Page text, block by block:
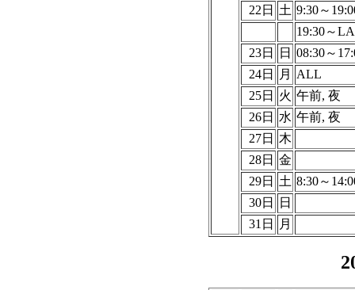
22日
土 9:30～
19:30～
23日
日 08:30～
24日
月
ALL
25日
火 午前, 夜
26日
水 午前, 夜
27日
木
28日 金
29日
土 8:30～
30日
日
31日
月